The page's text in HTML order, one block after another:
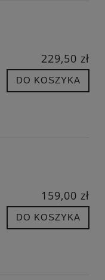
229,50 zł
DO KOSZYKA
159,00 zł
DO KOSZYKA